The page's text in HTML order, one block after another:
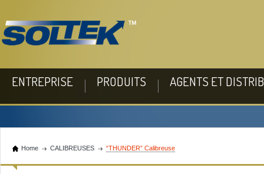
ENTREPRISE PRODUITS AGENTS ET
Home CALIBREUSES “THUNDER” Calibreuse